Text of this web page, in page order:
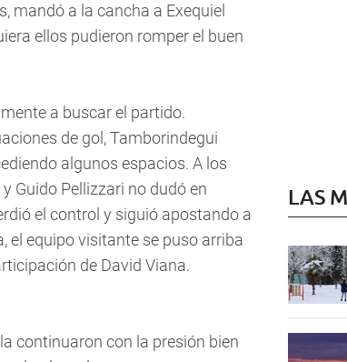
mandó a la cancha a Exequiel
ellos pudieron romper el buen
a buscar el partido.
de gol, Tamborindegui
algunos espacios. A los
Guido Pellizzari no dudó en
el control y siguió apostando a
el equipo visitante se puso arriba
de David Viana.
continuaron con la presión bien
LAS